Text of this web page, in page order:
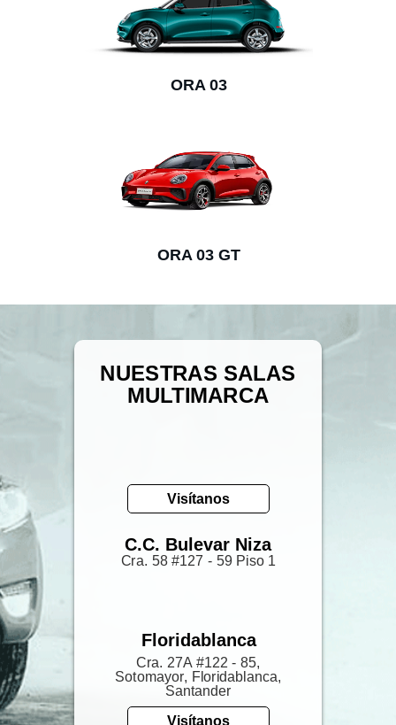
ORA 03 GT
ORA 03
Cra. 58 #127 - 59 Piso 1
C.C. Bulevar Niza
Visítanos
NUESTRAS SALAS
MULTIMARCA
Floridablanca
Cra. 27A #122 - 85,
Sotomayor, Floridablanca,
Santander
Visítanos